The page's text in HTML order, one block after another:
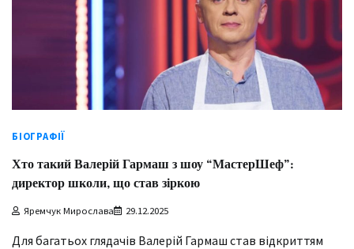
БІОГРАФІЇ
Хто такий Валерій Гармаш з шоу “МастерШеф”:
директор школи, що став зіркою
Яремчук Мирослава 29.12.2025
Для багатьох глядачів Валерій Гармаш став відкриттям